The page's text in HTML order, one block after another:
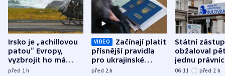
Irsko je „achillovou
patou“ Evropy,
vyzbrojit ho má
Francie
před 1h
VIDEO
Začínají platit
přísnější pravidla
pro ukrajinské
uprchlíky
před 2h
Státní
obžaloval
jednu
osobu v
06:11 před 2 h